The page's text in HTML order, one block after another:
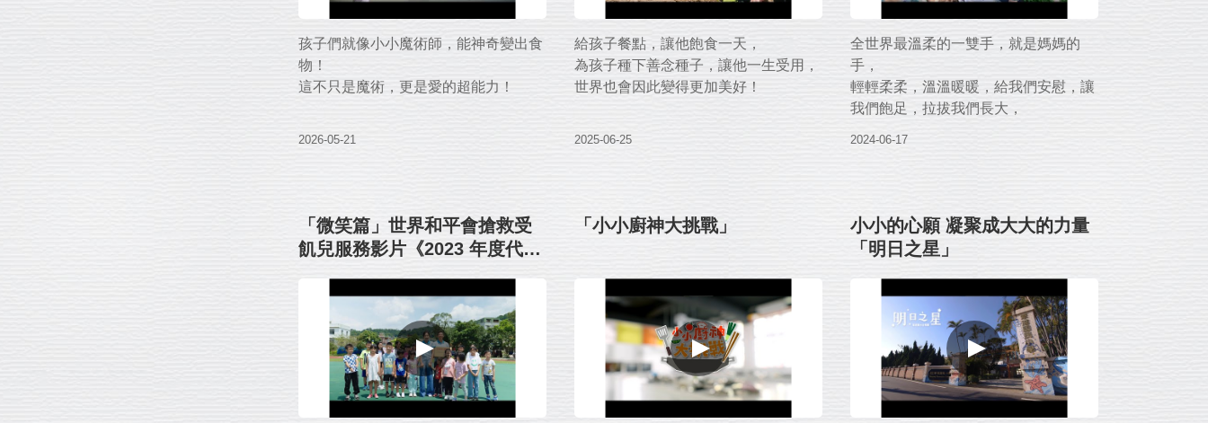
孩子們就像小小魔術師，能神奇變出食
物！
這不只是魔術，更是愛的超能力！
溫飽。
世界快速變化，
讓我們繼續串聯你我的力量，
一起變出更多美好！
愛，是我們每個人的超能力！
世界和平會邀請您，
為需要的孩子，
2026-05-21
給孩子餐點，讓他飽食一天，
為孩子種下善念種子，讓他一生受用，
世界也會因此變得更加美好！
我們認為，提供愛心餐點給需要幫助的
除了吃飽，更重要的是我們為孩子種下
了：幫助他人的善念。
而這顆善念種子，一輩子都將讓自己和
他人受用。
誠摯地邀請您捐助支持世界和平會-
2025-06-25
全世界最溫柔的一雙手，就是媽媽的
手，
輕輕柔柔，溫溫暖暖，給我們安慰，讓
我們飽足，拉拔我們長大，
所小學，超過490萬份愛心餐點，
讓我們感念記憶中媽媽的手，
也一起向需要幫助的孩子伸出溫暖的
愛心支持~
世界和平會「搶救受飢兒」貧弱家庭兒
童愛心早餐與營養食品服務
↘https://reurl.cc/1G4KlX
2024-06-17
「微笑篇」世界和平會搶救受
飢兒服務影片《2023 年度代言
「小小廚神大挑戰」
小小的心願 凝聚成大大的力量
「明日之星」